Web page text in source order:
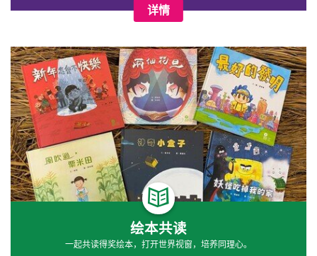
详情
绘本共读
一起共读得奖绘本，打开世界视窗，培养同理心。